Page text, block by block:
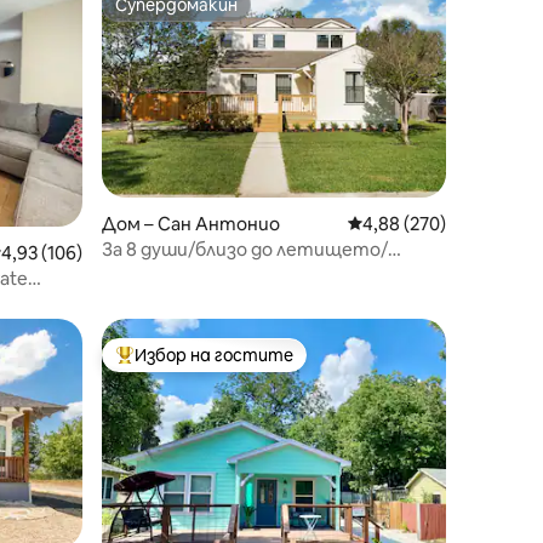
оценка: 4,93 от 5, 106 отзива
4,93 (106)
Супердомакин
Супердомакин
Дом – Сан Антонио Средна оценка: 4,88
4,88 (270)
За 8 души/близо до летището/
Най-популярен избор на гостите
Избор на гостите